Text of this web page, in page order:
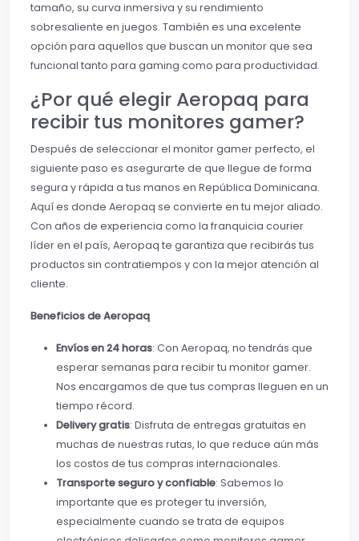
tamaño, su curva inmersiva y su rendimiento
sobresaliente en juegos. También es una excelente
opción para aquellos que buscan un monitor que sea
funcional tanto para gaming como para productividad.
¿Por qué elegir Aeropaq para
recibir tus monitores gamer?
Después de seleccionar el monitor gamer perfecto, el
siguiente paso es asegurarte de que llegue de forma
segura y rápida a tus manos en República Dominicana.
Aquí es donde Aeropaq se convierte en tu mejor aliado.
Con años de experiencia como la franquicia courier
líder en el país, Aeropaq te garantiza que recibirás tus
productos sin contratiempos y con la mejor atención al
cliente.
Beneficios de Aeropaq
Envíos en 24 horas: Con Aeropaq, no tendrás que
esperar semanas para recibir tu monitor gamer.
Nos encargamos de que tus compras lleguen en un
tiempo récord.
Delivery gratis: Disfruta de entregas gratuitas en
muchas de nuestras rutas, lo que reduce aún más
los costos de tus compras internacionales.
Transporte seguro y confiable: Sabemos lo
importante que es proteger tu inversión,
especialmente cuando se trata de equipos